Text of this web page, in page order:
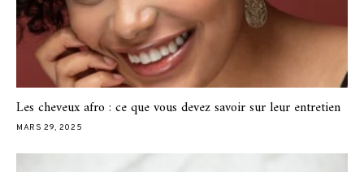
Les cheveux afro : ce que vous devez savoir sur leur entretien
MARS 29, 2025